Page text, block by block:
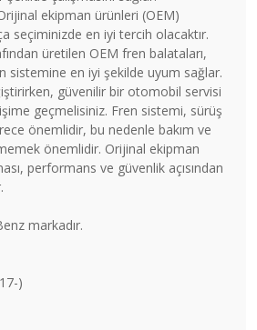
ekipman ürünleri (OEM)
seçiminizde en iyi tercih olacaktır.
üretilen OEM fren balataları,
sistemine en iyi şekilde uyum sağlar.
güvenilir bir otomobil servisi
geçmelisiniz. Fren sistemi, sürüş
önemlidir, bu nedenle bakım ve
önemlidir. Orijinal ekipman
performans ve güvenlik açısından
markadır.
)